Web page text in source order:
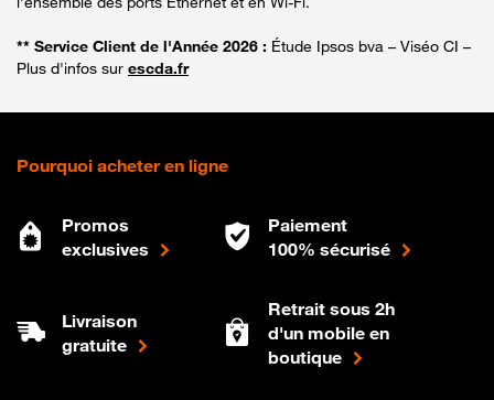
** Service Client de l'Année 2026 : Étude Ipsos bva – Viséo CI –
Plus d'infos sur escda.fr
Pourquoi acheter en ligne
Promos
exclusives
Paiement
100% sécurisé
Livraison
gratuite
Retrait sous 2h
d'un mobile en
boutique